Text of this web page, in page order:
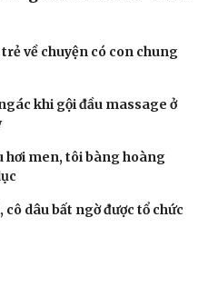
về chuyện có con chung
khi gội đầu massage ở
hơi men, tôi bàng hoàng
dâu bất ngờ được tổ chức